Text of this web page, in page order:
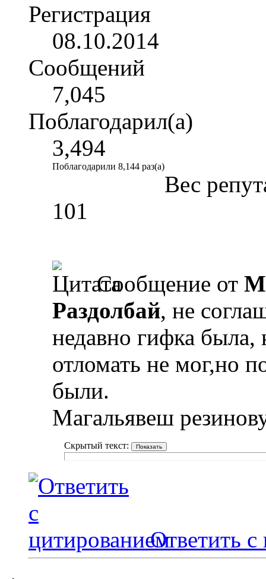
Регистрация
08.10.2014
Сообщений
7,045
Поблагодарил(а)
3,494
Поблагодарили 8,144 раз(а)
Вес
101
Сообщение от
Раздолбай, не
недавно гифка
отломать не мог,но
были.
Магальявеш
Скрытый текст:
Ответить с